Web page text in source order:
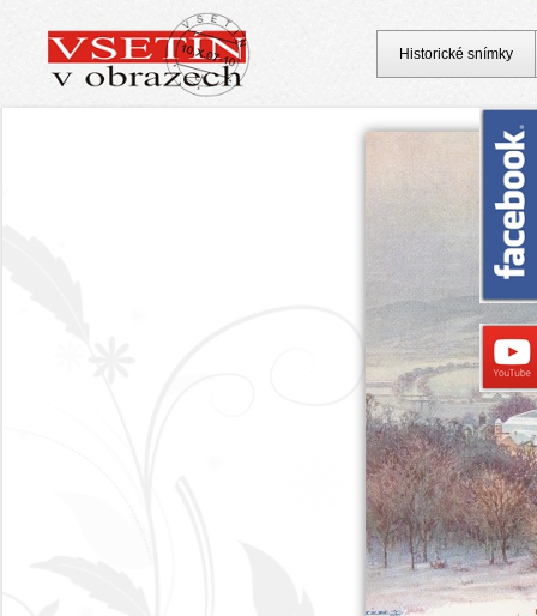
Historické snímky